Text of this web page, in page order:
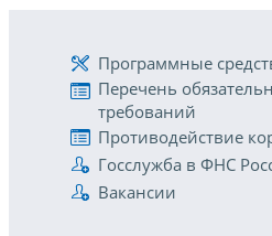
Программные
Перечень
требований
Противодействие
Госслужба в ФНС
Вакансии